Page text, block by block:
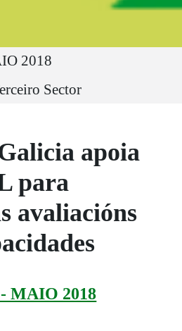
2018
Sector
apoia
para
avaliacións
MAIO 2018